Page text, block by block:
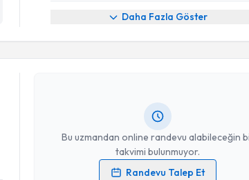
Daha Fazla Göster
Bu uzmandan online randevu alabileceğin
takvimi bulunmuyor.
Randevu Talep Et
Randevu Takvimi Talebi
Op. Dr. Şenol Durukaniçin randevu takvimi talebi
Size bu uzmandan randevu almanız için bir takvim